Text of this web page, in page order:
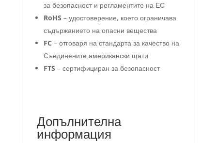
за безопасност и регламентите на ЕС
RoHS – удостоверение, което ограничава
съдържанието на опасни вещества
FC – отговаря на стандарта за качество на
Съединените американски щати
FTS – сертифициран за безопасност
Допълнителна
информация